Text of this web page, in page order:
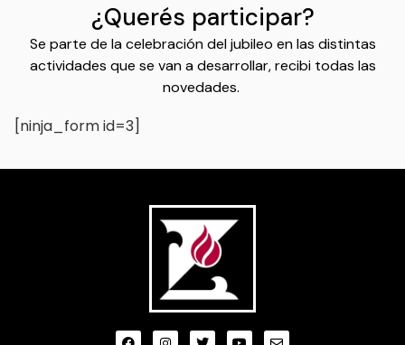
¿Querés participar?
Se parte de la celebración del jubileo en las distintas
actividades que se van a desarrollar, recibi todas las
novedades.
[ninja_form id=3]